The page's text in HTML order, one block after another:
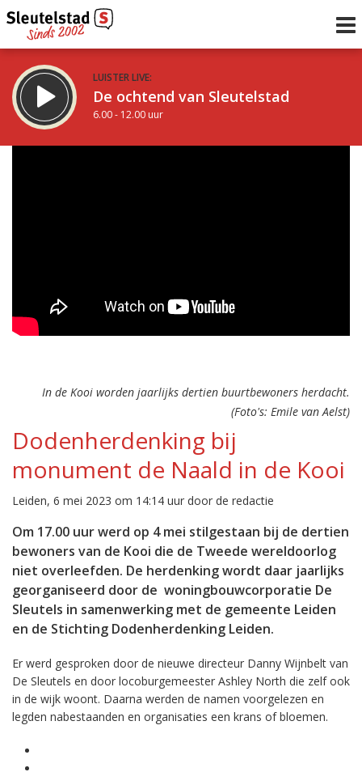
LUISTER LIVE:
De ochtend van Sleutelstad
6.00 - 12.00 uur
In de Kooi worden jaarlijks dertien buurtbewoners herdacht.
(Foto's: Emile van Aelst)
Dodenherdenking bij
monument de Naald in de Kooi
Leiden, 6 mei 2023 om 14:14 uur door de redactie
Om 17.00 uur werd op 4 mei stilgestaan bij de dertien
bewoners van de Kooi die de Tweede wereldoorlog
niet overleefden. De herdenking wordt daar jaarlijks
georganiseerd door de woningbouwcorporatie De
Sleutels in samenwerking met de gemeente Leiden
en de Stichting Dodenherdenking Leiden.
Er werd gesproken door de nieuwe directeur Danny Wijnbelt van
De Sleutels en door locoburgemeester Ashley North die zelf ook
in de wijk woont. Daarna werden de namen voorgelezen en
legden nabestaanden en organisaties een krans of bloemen.